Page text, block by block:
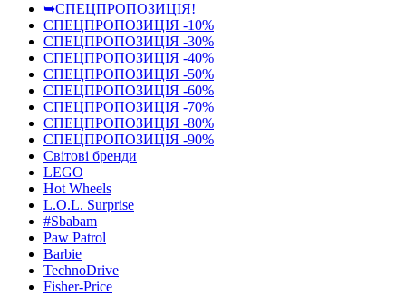
➥СПЕЦПРОПОЗИЦІЯ!
СПЕЦПРОПОЗИЦІЯ -10%
СПЕЦПРОПОЗИЦІЯ -30%
СПЕЦПРОПОЗИЦІЯ -40%
СПЕЦПРОПОЗИЦІЯ -50%
СПЕЦПРОПОЗИЦІЯ -60%
СПЕЦПРОПОЗИЦІЯ -70%
СПЕЦПРОПОЗИЦІЯ -80%
СПЕЦПРОПОЗИЦІЯ -90%
Світові бренди
LEGO
Hot Wheels
L.O.L. Surprise
#Sbabam
Paw Patrol
Barbie
TechnoDrive
Fisher-Price